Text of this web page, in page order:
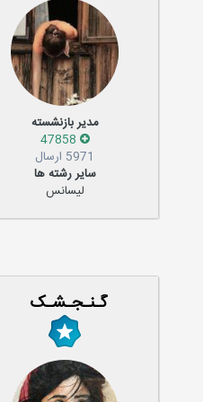
مدیر بازنشسته
47858
5971 ارسال
سایر رشته ها
لیسانس
گـنـجـشـک